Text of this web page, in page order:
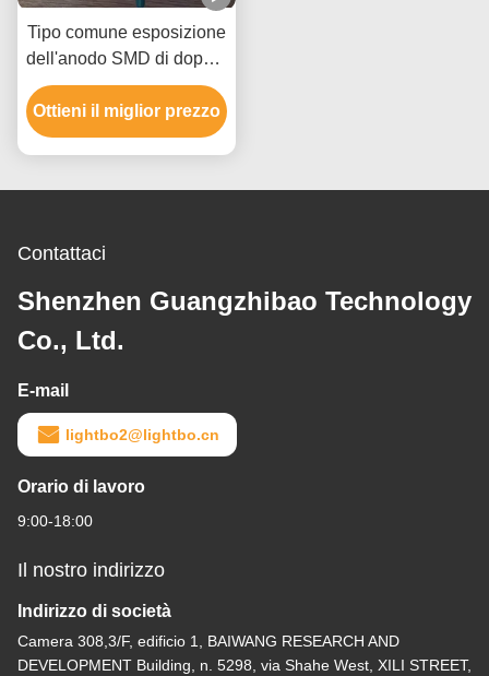
Tipo comune esposizione
dell'anodo SMD di doppio
di colore 2 segmento
della cifra 7 di LED per
Electromobile
Ottieni il miglior prezzo
Contattaci
Shenzhen Guangzhibao Technology
Co., Ltd.
E-mail
lightbo2@lightbo.cn
Orario di lavoro
9:00-18:00
Il nostro indirizzo
Indirizzo di società
Camera 308,3/F, edificio 1, BAIWANG RESEARCH AND
DEVELOPMENT Building, n. 5298, via Shahe West, XILI STREET,